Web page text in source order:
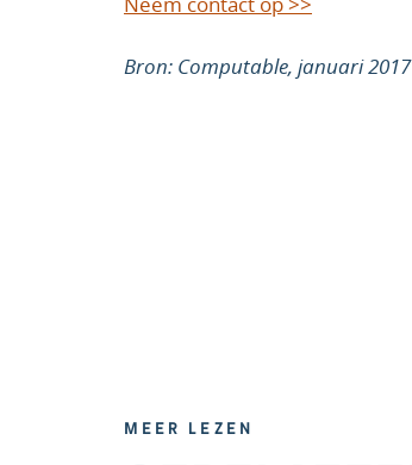
Bron: Computable, januari 2017
MEER LEZEN